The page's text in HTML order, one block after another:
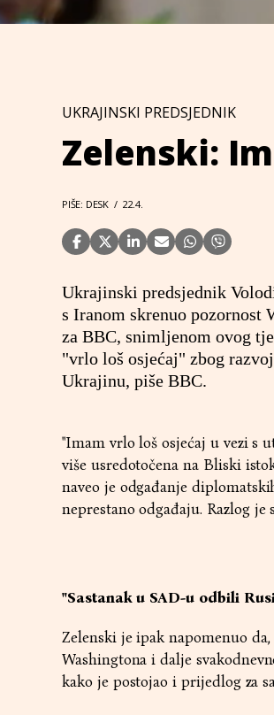
UKRAJINSKI PREDSJEDNIK
Zelenski:
PIŠE: DESK / 22.4.
Ukrajinski predsjednik
s Iranom skrenuo pozornost
za BBC, snimljenom ovog
"vrlo loš osjećaj" zbog
Ukrajinu, piše BBC.
"Imam vrlo loš osjećaj u vezi s
više usredotočena na Bliski
naveo je odgađanje
neprestano odgađaju. Razlog je
"Sastanak u SAD-u odbili
Zelenski je ipak napomenuo
Washingtona i dalje
kako je postojao i prijedlog za